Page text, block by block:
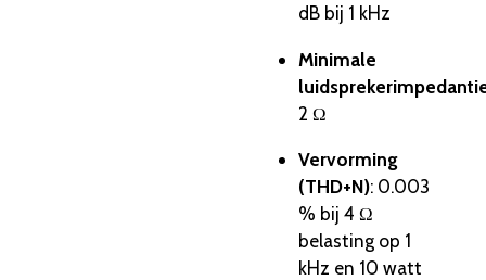
dB bij 1 kHz
Minimale
2 Ω
Vervorming
(THD+N): 0.003
% bij 4 Ω
belasting op 1
kHz en 10 watt